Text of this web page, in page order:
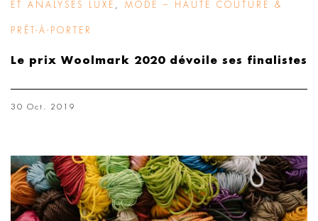
ET ANALYSES LUXE MODE – HAUTE COUTURE &
PRÊT-À-PORTER
Le prix Woolmark 2020 dévoile ses finalistes
30 Oct. 2019